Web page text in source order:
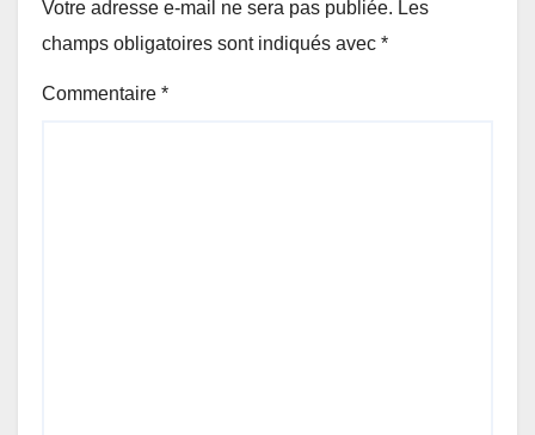
Votre adresse e-mail ne sera pas publiée. Les
champs obligatoires sont indiqués avec *
Commentaire *